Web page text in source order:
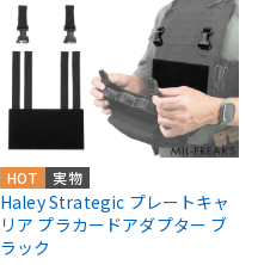
HOT 実物
Haley Strategic プレートキャ
リア プラカードアダプター ブ
ラック